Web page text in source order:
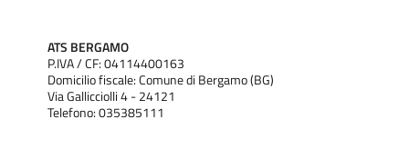
ATS BERGAMO
P.IVA / CF: 04114400163
Domicilio fiscale: Comune di Bergamo (BG)
Via Gallicciolli 4 - 24121
Telefono: 035385111